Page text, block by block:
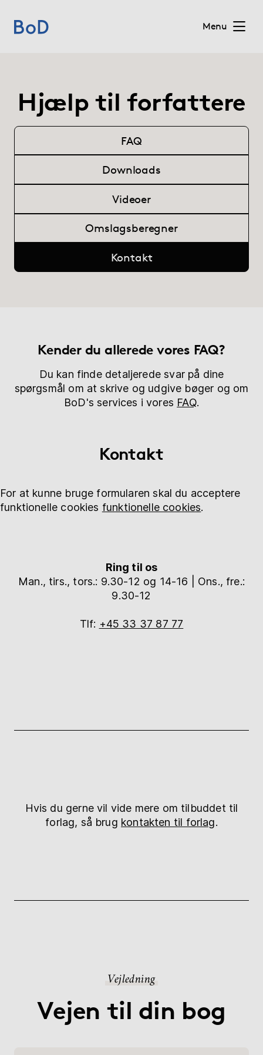
Menu
Priser
Blog
Bogshop
myBoD Nyt bogprojekt
Hjælp til forfattere
FAQ
Downloads
Videoer
Omslagsberegner
Kontakt
Kender du allerede vores FAQ?
Du kan finde detaljerede svar på dine
spørgsmål om at skrive og udgive bøger og om
BoD's services i vores FAQ.
Kontakt
For at kunne bruge formularen skal du acceptere
funktionelle cookies funktionelle cookies.
Ring til os
Man., tirs., tors.: 9.30-12 og 14-16 | Ons., fre.:
9.30-12
Tlf: +45 33 37 87 77
Hvis du gerne vil vide mere om tilbuddet til
forlag, så brug kontakten til forlag.
Vejledning
Vejen til din bog